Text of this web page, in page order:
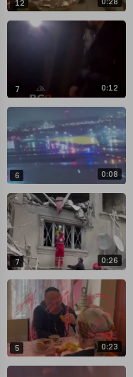
12
7 0:12
6 0:08
7 0:26
5 0:23